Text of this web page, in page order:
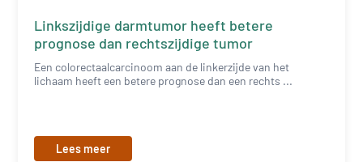
Linkszijdige darmtumor heeft betere
prognose dan rechtszijdige tumor
Een colorectaalcarcinoom aan de linkerzijde van het
lichaam heeft een betere prognose dan een rechts ...
Lees meer